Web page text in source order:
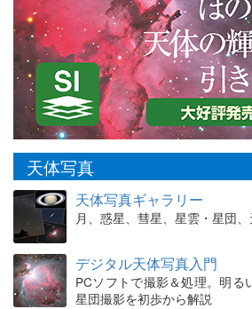
天体写真
天体写真ギャラリー
月、惑星、彗星、星雲・星団
デジタル天体写真入門
PCソフトで撮影＆処理。明る
星団撮影を初歩から解説